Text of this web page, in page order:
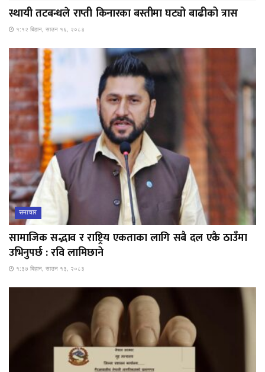
स्थायी तटबन्धले राप्ती किनारका बस्तीमा घट्यो बाढीको त्रास
१:१२ बिहान, साउन १६, २०८३
समाचार
सामाजिक सद्भाव र राष्ट्रिय एकताका लागि सबै दल एकै ठाउँमा
उभिनुपर्छ : रवि लामिछाने
१:३७ बिहान, साउन १३, २०८३